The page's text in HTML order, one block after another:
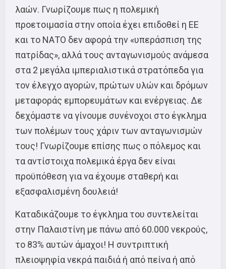
λαών. Γνωρίζουμε πως η πολεμική
προετοιμασία στην οποία έχει επιδοθεί η ΕΕ
και το ΝΑΤΟ δεν αφορά την «υπεράσπιση της
πατρίδας», αλλά τους ανταγωνισμούς ανάμεσα
στα 2 μεγάλα ιμπεριαλιστικά στρατόπεδα για
τον έλεγχο αγορών, πρώτων υλών και δρόμων
μεταφοράς εμπορευμάτων και ενέργειας. Δε
δεχόμαστε να γίνουμε συνένοχοι στο έγκλημα
των πολέμων τους χάριν των ανταγωνισμών
τους! Γνωρίζουμε επίσης πως ο πόλεμος και
τα αντίστοιχα πολεμικά έργα δεν είναι
προϋπόθεση για να έχουμε σταθερή και
εξασφαλισμένη δουλειά!
Καταδικάζουμε το έγκλημα του συντελείται
στην Παλαιστίνη με πάνω από 60.000 νεκρούς,
το 83% αυτών άμαχοι! Η συντριπτική
πλειοψηφία νεκρά παιδιά ή από πείνα ή από